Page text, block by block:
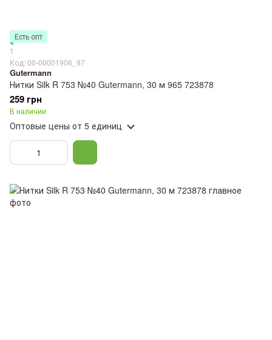
Есть опт
1
Код: 00-00001906_97
Gutermann
Нитки Silk R 753 №40 Gutermann, 30 м 965 723878
259 грн
В наличии
Оптовые цены от 5 единиц